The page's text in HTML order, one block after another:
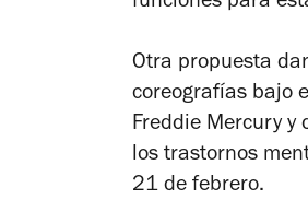
Otra propuesta
coreografías bajo
Freddie Mercury
los trastornos
21 de febrero.